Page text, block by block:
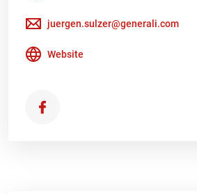
juergen.sulzer@generali.com
Website